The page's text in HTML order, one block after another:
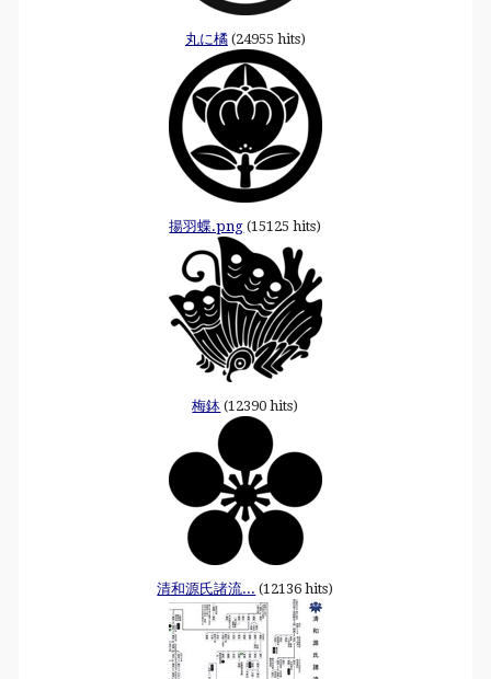
丸に橘(24955 hits)
揚羽蝶.png (15125 hits)
梅鉢 (12390 hits)
清和源氏諸流... (12136 hits)